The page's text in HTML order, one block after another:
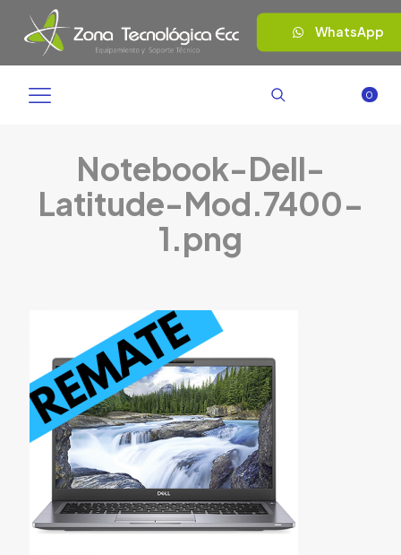
WhatsApp
0
Notebook-Dell-
Latitude-Mod.7400-
1.png